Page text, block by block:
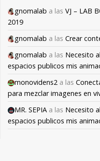
gnomalab a las VJ – LAB
2019
gnomalab a las Crear
gnomalab a las Necesito
espacios publicos mis
monovidens2 a las
para mezclar imagenes en
MR. SEPIA a las Necesito
espacios publicos mis